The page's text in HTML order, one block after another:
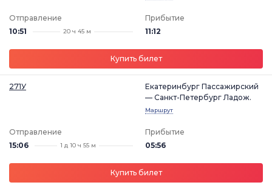
Отправление
10:51
20 ч 45 м
Прибытие
11:12
Купить билет
271У
Екатеринбург Пассажирский
— Санкт-Петербург Ладож.
Маршрут
Отправление
15:06
1 д 10 ч 55 м
Прибытие
05:56
Купить билет